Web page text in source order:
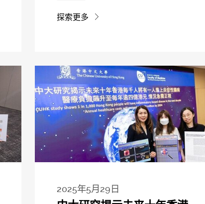
探索更多
2025年5月29日